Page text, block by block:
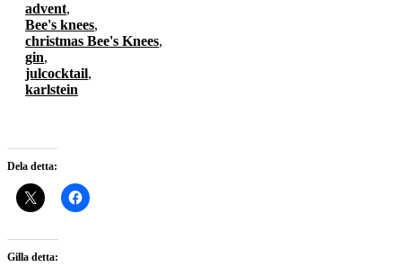
advent,
Bee's knees,
christmas Bee's Knees,
gin,
julcocktail,
karlstein
Dela detta:
Gilla detta: